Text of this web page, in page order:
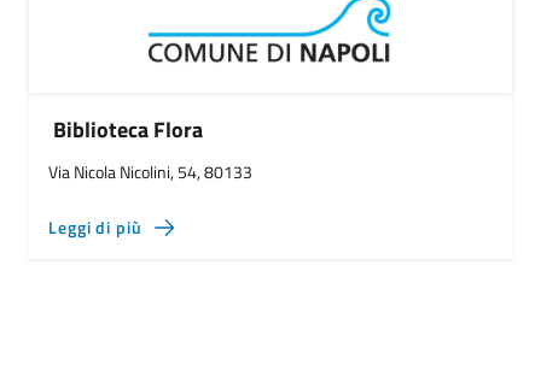
Biblioteca Flora
Via Nicola Nicolini, 54, 80133
Leggi di più